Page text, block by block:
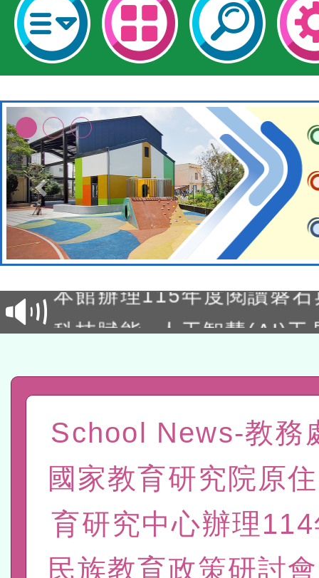
本校115學年度第2次代理
結果公告(無人報名，續辦
適應運動共學行動站研習
讀推動專業研習
科技賦能─人工智慧(AI)工
「數位內容與教學軟體線
t」
有關大陸委員會函釋公務
赴陸應申請許可一案
轉知經濟部水利署委託財
研究院辦理「115年表揚
位及節水達人選拔活動」
115年8月22日(星期六)辦
市孔廟祈福系列活動—儒
航」
2026年桃園地景藝術節教
本校115學年度第2次代理
School News-教務
國家教育研究院原
育研究中心辦理
民族教育政策研討